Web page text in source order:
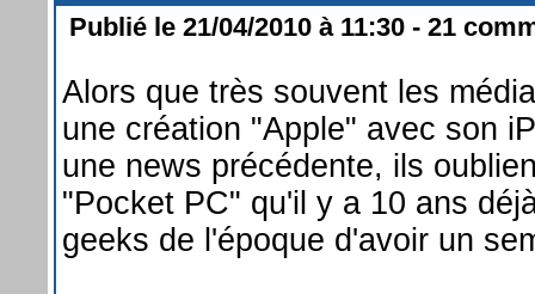
Publié le 21/04/2010 à 11:30 - 21
Alors que très souvent les
une création "Apple" avec son
une news précédente, ils
"Pocket PC" qu'il y a 10 ans
geeks de l'époque d'avoir un